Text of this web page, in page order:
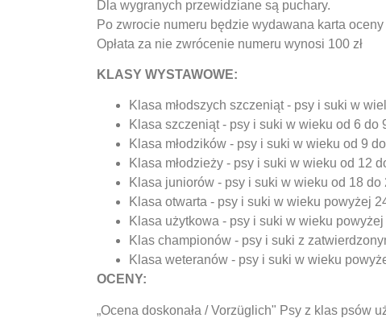
Dla wygranych przewidziane są puchary.
Po zwrocie numeru będzie wydawana karta oceny
Opłata za nie zwrócenie numeru wynosi 100 zł
KLASY WYSTAWOWE:
Klasa młodszych szczeniąt - psy i suki w
Klasa szczeniąt - psy i suki w wieku od 6 do
Klasa młodzików - psy i suki w wieku od 9
Klasa młodzieży - psy i suki w wieku od 12
Klasa juniorów - psy i suki w wieku od 18 do
Klasa otwarta - psy i suki w wieku powyżej
Klasa użytkowa - psy i suki w wieku
Klas championów - psy i suki z
Klasa weteranów - psy i suki w wieku
OCENY:
„Ocena doskonała / Vorzüglich" Psy z klas psów